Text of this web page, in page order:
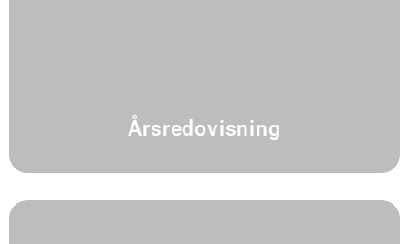
Årsredovisning